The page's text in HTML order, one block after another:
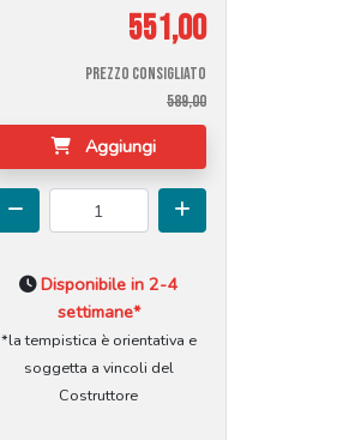
551,00
PREZZO CONSIGLIATO
589,00
Aggiungi
Disponibile in 2-4
settimane*
*la tempistica è orientativa e
soggetta a vincoli del
Costruttore